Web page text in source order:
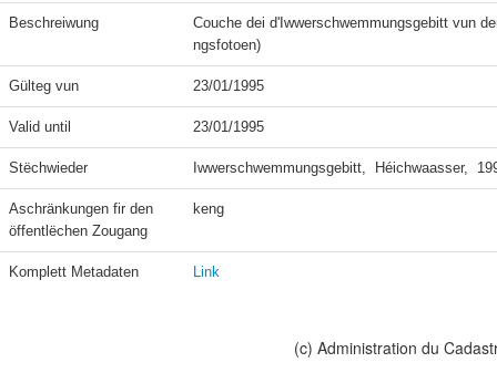
Beschreiwung
Couche dei d'Iwwerschwemmungsgebitt vun
ngsfotoen)
Gülteg vun 23/01/1995
Valid until 23/01/1995
Stëchwieder Iwwerschwemmungsgebitt,  Héichwaasser,
Aschränkungen fir den
öffentlëchen Zougang
keng
Komplett Metadaten Link
(c) Administration du